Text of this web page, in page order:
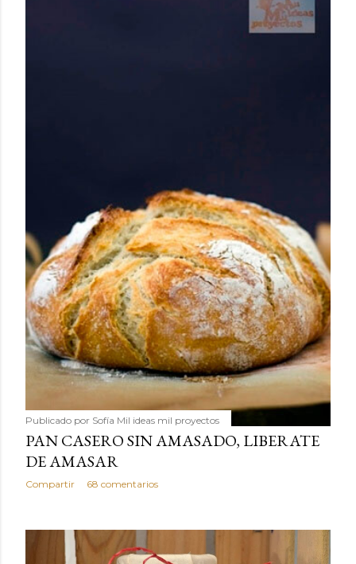
Publicado por Sofía Mil ideas mil proyectos
PAN CASERO SIN AMASADO, LIBERATE
DE AMASAR
Compartir 68 comentarios